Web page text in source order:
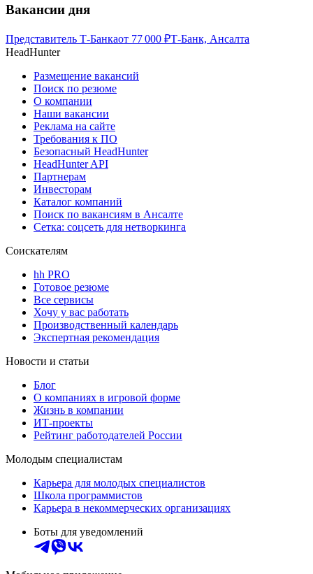
Вакансии дня
Представитель Т-Банкаот 77 000 ₽Т-Банк, Ансалта
HeadHunter
Размещение вакансий
Поиск по резюме
О компании
Наши вакансии
Реклама на сайте
Требования к ПО
Безопасный HeadHunter
HeadHunter API
Партнерам
Инвесторам
Каталог компаний
Поиск по вакансиям в Ансалте
Сетка: соцсеть для нетворкинга
Соискателям
hh PRO
Готовое резюме
Все сервисы
Хочу у вас работать
Производственный календарь
Экспертная рекомендация
Новости и статьи
Блог
О компаниях в игровой форме
Жизнь в компании
ИТ-проекты
Рейтинг работодателей России
Молодым специалистам
Карьера для молодых специалистов
Школа программистов
Карьера в некоммерческих организациях
Боты для уведомлений